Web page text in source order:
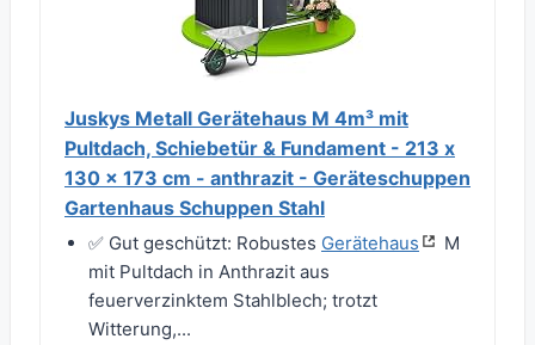
Juskys Metall Gerätehaus M 4m³ mit
Pultdach, Schiebetür & Fundament - 213 x
130 x 173 cm - anthrazit - Geräteschuppen
Gartenhaus Schuppen Stahl
✅ Gut geschützt: Robustes Gerätehaus
M
mit Pultdach in Anthrazit aus
feuerverzinktem Stahlblech; trotzt
Witterung,...